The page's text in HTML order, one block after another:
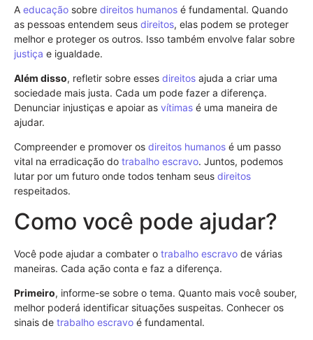
A educação sobre direitos humanos é fundamental. Quando
as pessoas entendem seus direitos, elas podem se proteger
melhor e proteger os outros. Isso também envolve falar sobre
justiça e igualdade.
Além disso, refletir sobre esses direitos ajuda a criar uma
sociedade mais justa. Cada um pode fazer a diferença.
Denunciar injustiças e apoiar as vítimas é uma maneira de
ajudar.
Compreender e promover os direitos humanos é um passo
vital na erradicação do trabalho escravo. Juntos, podemos
lutar por um futuro onde todos tenham seus direitos
respeitados.
Como você pode ajudar?
Você pode ajudar a combater o trabalho escravo de várias
maneiras. Cada ação conta e faz a diferença.
Primeiro, informe-se sobre o tema. Quanto mais você souber,
melhor poderá identificar situações suspeitas. Conhecer os
sinais de trabalho escravo é fundamental.